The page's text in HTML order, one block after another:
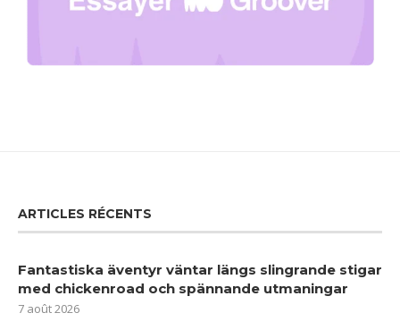
ARTICLES RÉCENTS
Fantastiska äventyr väntar längs slingrande stigar
med chickenroad och spännande utmaningar
7 août 2026